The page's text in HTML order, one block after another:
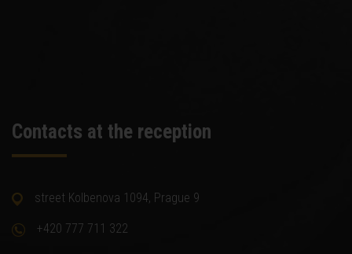
Contacts at the reception
street Kolbenova 1094, Prague 9
+420 777 711 322